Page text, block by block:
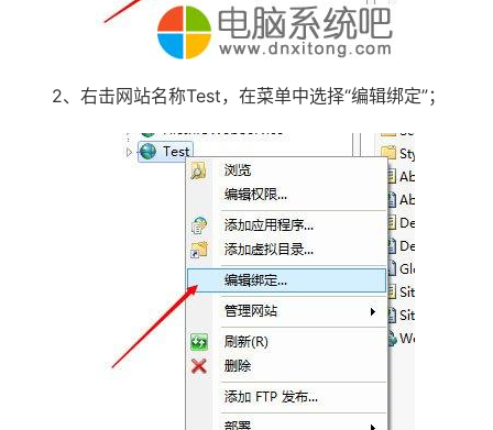
2、右击网站名称Test，在菜单中选择“编辑绑定”；